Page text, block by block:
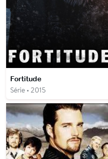
Fortitude
Série • 2015